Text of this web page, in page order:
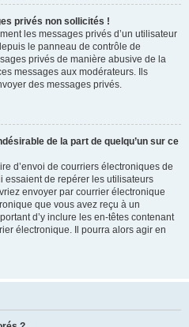
privés non sollicités !
les messages privés d’un utilisateur
le panneau de contrôle de
privés de manière abusive de la
messages aux modérateurs. Ils
des messages privés.
de la part de quelqu’un sur ce
d’envoi de courriers électroniques de
essaient de repérer les utilisateurs
envoyer par courrier électronique
que vous avez reçu à un
d’y inclure les en-têtes contenant
électronique. Il pourra alors agir en